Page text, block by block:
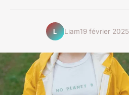
L Liam19 février 2025